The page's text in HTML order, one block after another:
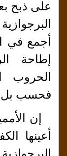
على ذبح
أجمع في
إطاحة
الحروب
فحسب بل
إن
أعينها